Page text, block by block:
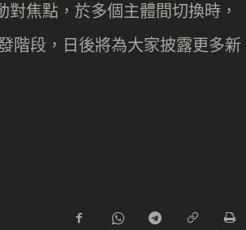
焦點，於多個主體間切換時，
階段，日後將為大家披露更多新